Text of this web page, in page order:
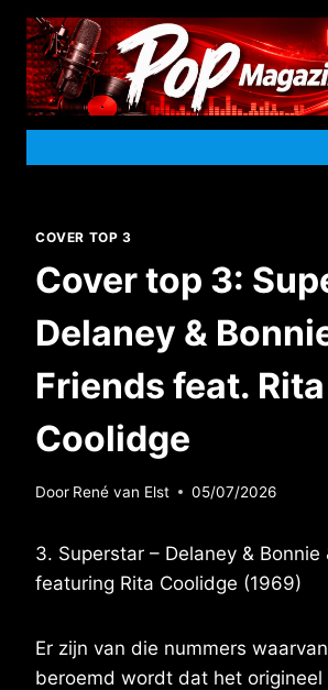
Doorgaan
naar
inhoud
COVER TOP 3
Cover top 3:
Delaney &
Friends feat. Rita
Coolidge
Door René van Elst 05/07/2026
3. Superstar – Delaney & Bonnie
featuring Rita Coolidge (1969)
Er zijn van die nummers
beroemd wordt dat het origineel